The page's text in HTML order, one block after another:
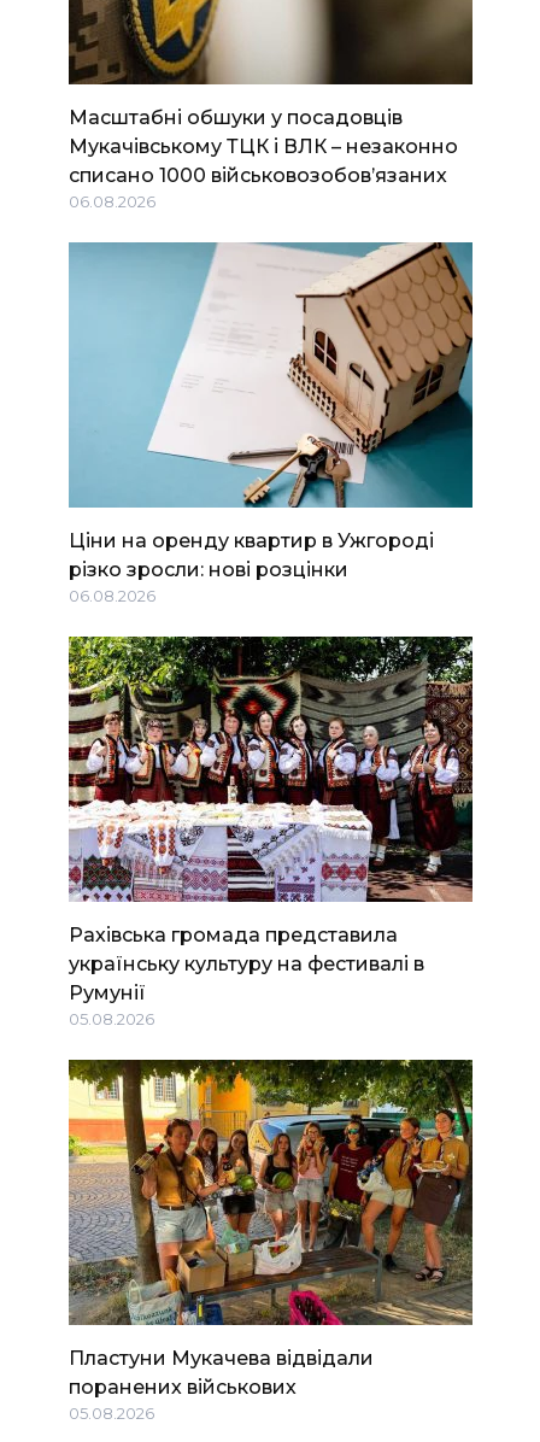
Масштабні обшуки у посадовців
Мукачівському ТЦК і ВЛК – незаконно
списано 1000 військовозобов’язаних
06.08.2026
Ціни на оренду квартир в Ужгороді
різко зросли: нові розцінки
06.08.2026
Рахівська громада представила
українську культуру на фестивалі в
Румунії
05.08.2026
Пластуни Мукачева відвідали
поранених військових
05.08.2026